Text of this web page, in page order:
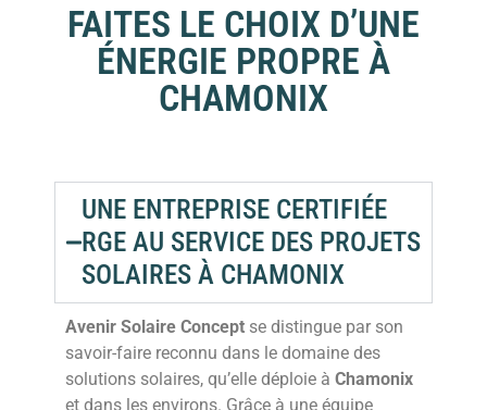
FAITES LE CHOIX D’UNE
ÉNERGIE PROPRE À
CHAMONIX
UNE ENTREPRISE CERTIFIÉE
RGE AU SERVICE DES PROJETS
SOLAIRES À CHAMONIX
Avenir Solaire Concept se distingue par son
savoir-faire reconnu dans le domaine des
solutions solaires, qu’elle déploie à Chamonix
et dans les environs. Grâce à une équipe